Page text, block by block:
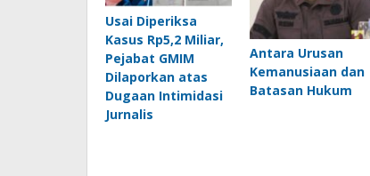
Usai Diperiksa
Kasus Rp5,2 Miliar,
Pejabat GMIM
Dilaporkan atas
Dugaan Intimidasi
Jurnalis
Antara Urusan
Kemanusiaan dan
Batasan Hukum